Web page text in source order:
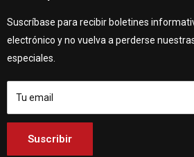
Customhoj Suecia AB 559326-0887
Vagnsvägen 4, 311 32 Falkenberg, Suecia.
Suscríbase para recibir boletines
electrónico y no vuelva a perderse
especiales.
Tu email
Suscribir
Customhoj Blog
Customhoj Dinamarca
Customhoj Alemania
Customhoj España
Customhoj Italia
Customhoj Países Bajos
Customhoj Finlandia